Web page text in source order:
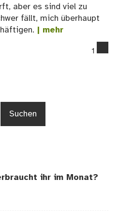
aber es sind viel zu
fällt, mich überhaupt
| mehr
1
ihr im Monat?